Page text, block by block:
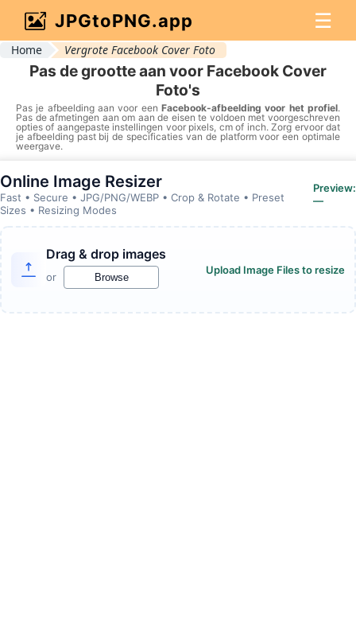
JPGtoPNG.app ☰
Home Vergrote Facebook Cover Foto
Pas de grootte aan voor Facebook Cover
Foto's
Pas je afbeelding aan voor een Facebook-afbeelding voor het profiel.
Pas de afmetingen aan om aan de eisen te voldoen met voorgeschreven
opties of aangepaste instellingen voor pixels, cm of inch. Zorg ervoor dat
je afbeelding past bij de specificaties van de platform voor een optimale
weergave.
Online Image Resizer
Fast • Secure • JPG/PNG/WEBP • Crop & Rotate • Preset
Sizes • Resizing Modes
Preview:
—
Drag & drop images
or Browse
Upload Image Files to resize